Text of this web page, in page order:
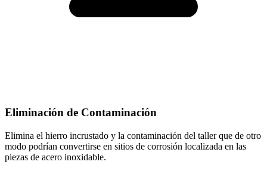
Eliminación de Contaminación
Elimina el hierro incrustado y la contaminación del taller que de otro
modo podrían convertirse en sitios de corrosión localizada en las
piezas de acero inoxidable.